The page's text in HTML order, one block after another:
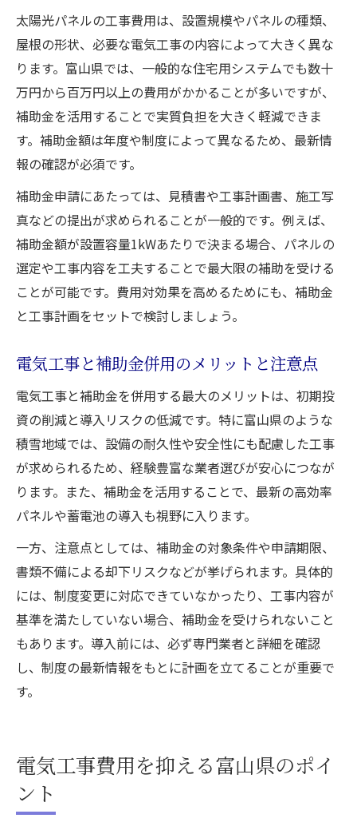
太陽光パネルの工事費用は、設置規模やパネルの種類、
屋根の形状、必要な電気工事の内容によって大きく異な
ります。富山県では、一般的な住宅用システムでも数十
万円から百万円以上の費用がかかることが多いですが、
補助金を活用することで実質負担を大きく軽減できま
す。補助金額は年度や制度によって異なるため、最新情
報の確認が必須です。
補助金申請にあたっては、見積書や工事計画書、施工写
真などの提出が求められることが一般的です。例えば、
補助金額が設置容量1kWあたりで決まる場合、パネルの
選定や工事内容を工夫することで最大限の補助を受ける
ことが可能です。費用対効果を高めるためにも、補助金
と工事計画をセットで検討しましょう。
電気工事と補助金併用のメリットと注意点
電気工事と補助金を併用する最大のメリットは、初期投
資の削減と導入リスクの低減です。特に富山県のような
積雪地域では、設備の耐久性や安全性にも配慮した工事
が求められるため、経験豊富な業者選びが安心につなが
ります。また、補助金を活用することで、最新の高効率
パネルや蓄電池の導入も視野に入ります。
一方、注意点としては、補助金の対象条件や申請期限、
書類不備による却下リスクなどが挙げられます。具体的
には、制度変更に対応できていなかったり、工事内容が
基準を満たしていない場合、補助金を受けられないこと
もあります。導入前には、必ず専門業者と詳細を確認
し、制度の最新情報をもとに計画を立てることが重要で
す。
電気工事費用を抑える富山県のポイ
ント